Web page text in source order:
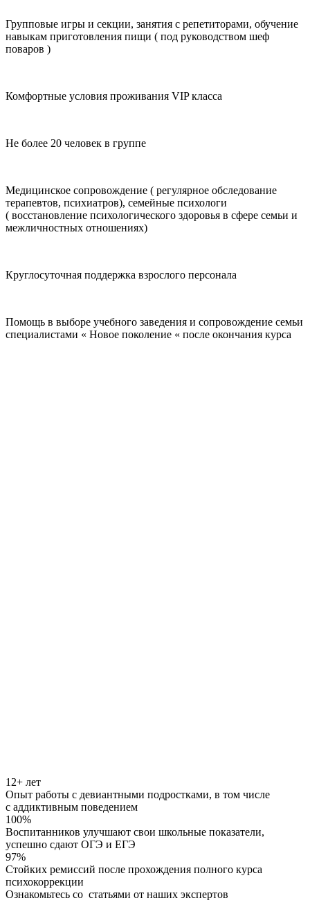
Групповые игры и секции, занятия с репетиторами, обучение
навыкам приготовления пищи ( под руководством шеф
поваров )
Комфортные условия проживания VIP класса
Не более 20 человек в группе
Медицинское сопровождение ( регулярное обследование
терапевтов, психиатров), семейные психологи
( восстановление психологического здоровья в сфере семьи и
межличностных отношениях)
Круглосуточная поддержка взрослого персонала
Помощь в выборе учебного заведения и сопровождение семьи
специалистами « Новое поколение « после окончания курса
12+ лет
Опыт работы с девиантными подростками, в том числе
с аддиктивным поведением
100%
Воспитанников улучшают свои школьные показатели,
успешно сдают ОГЭ и ЕГЭ
97%
Стойких ремиссий после прохождения полного курса
психокоррекции
Ознакомьтесь со статьями от наших экспертов